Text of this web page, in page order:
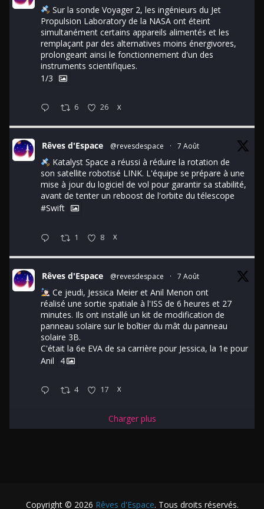
Sur la sonde Voyager 2, les ingénieurs du Jet
Propulsion Laboratory de la NASA ont éteint
simultanément certains appareils alimentés et les
remplaçant par des alternatives moins énergivores,
prolongeant ainsi le fonctionnement d'un des
instruments scientifiques.
1/3
6 26 X
Rêves d'Espace @revesdespace · 7 Août
Katalyst Space a réussi à réduire la rotation de
son satellite robotisé LINK. L'équipe se prépare à une
mise à jour du logiciel de vol pour garantir sa stabilité,
avant de tenter un reboost de l'orbite du télescope
#Swift
1 8 X
Rêves d'Espace @revesdespace · 7 Août
Ce jeudi, Jessica Meier et Anil Menon ont
réalisé une sortie spatiale à l'ISS de 6 heures et 27
minutes. Ils ont installé un kit de modification de
panneau solaire sur le boîtier du mât du panneau
solaire 3B.
C'était la 6e EVA de sa carrière pour Jessica, la 1e pour
Anil
4
4 17 X
Charger plus
Copyright © 2026 Rêves d'Espace. Tous droits réservés.